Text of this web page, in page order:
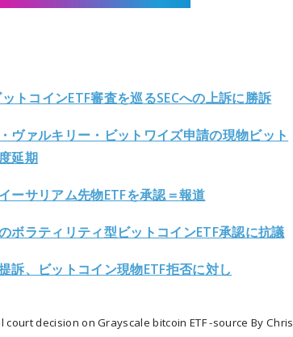
トコインETF審査を巡るSECへの上訴に勝訴
ヴァルキリー・ビットワイズ申請の現物ビット
延期
ーサリアム先物ETFを承認＝報道
ボラティリティ型ビットコインETF承認に抗議
訴、ビットコイン現物ETF拒否に対し
court decision on Grayscale bitcoin ETF -source By Chris